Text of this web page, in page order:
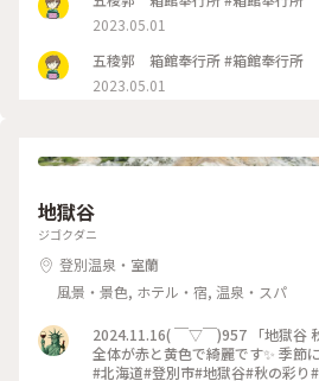
2023.05.01
五稜郭 箱館奉行所 #箱館奉行所
2023.05.01
地獄谷
ジゴクダニ
登別温泉・室蘭
風景・景色, ホテル・宿, 温泉・スパ
2024.11.16( ￣▽￣)957 「地獄谷
全体が赤と黄色で綺麗です✨ 季節
#北海道#登別市#地獄谷#秋の彩り